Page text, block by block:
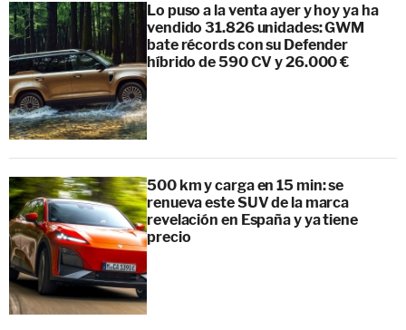
Lo puso a la venta ayer y hoy ya ha
vendido 31.826 unidades: GWM
bate récords con su Defender
híbrido de 590 CV y 26.000 €
500 km y carga en 15 min: se
renueva este SUV de la marca
revelación en España y ya tiene
precio